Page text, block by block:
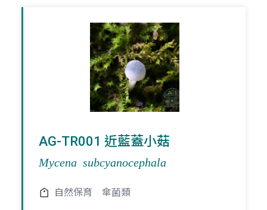
AG-TR001 近藍蓋小菇
Mycena subcyanocephala
自然保育 傘菌類